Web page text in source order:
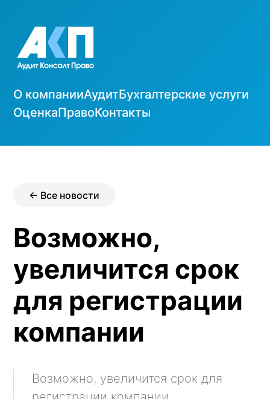
О компанииАудитБухгалтерские услуги
ОценкаПравоКонтакты
← Все новости
Возможно,
увеличится срок
для регистрации
компании
Возможно, увеличится срок для